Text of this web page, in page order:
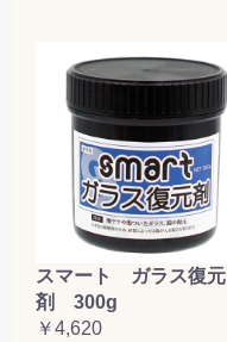
スマート ガラス復元
剤 300g
￥4,620